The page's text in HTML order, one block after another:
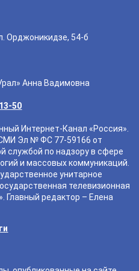
Орджоникидзе, 54-б
Анна Вадимовна
50
Интернет-Канал «Россия».
Эл № ФС 77-59166 от
службой по надзору в сфере
и массовых коммуникаций.
унитарное
телевизионная
Главный редактор – Елена